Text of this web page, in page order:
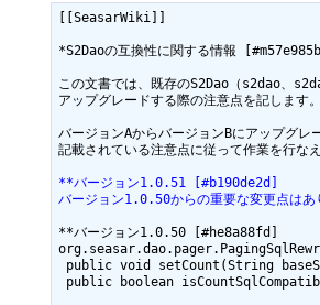
[[SeasarWiki]]
*S2Daoの互換性に関する情報 [#m57e985b]
この文書では、既存のS2Dao（s2dao、
アップグレードする際の注意点を記します。
バージョンAからバージョンBにアップグレ
記載されている注意点に従って作業を行な
**バージョン1.0.51 [#b190de2d]
バージョン1.0.50からの重要な変更点はあ
**バージョン1.0.50 [#he8a88fd]